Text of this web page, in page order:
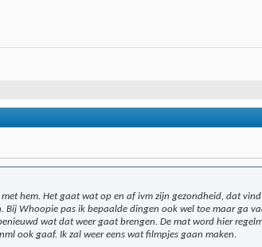
hem. Het gaat wat op en af ivm zijn gezondheid, dat
Whoopie pas ik bepaalde dingen ook wel toe maar ga
wat dat weer gaat brengen. De mat word hier
ook gaaf. Ik zal weer eens wat filmpjes gaan maken.